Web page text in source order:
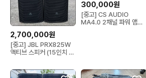
2,700,000원
[중고] JBL PRX825W
액티브 스피커 (15인치 더
300,000원
[중고] CS AUDIO
MA4.0 2채널 파워 앰프